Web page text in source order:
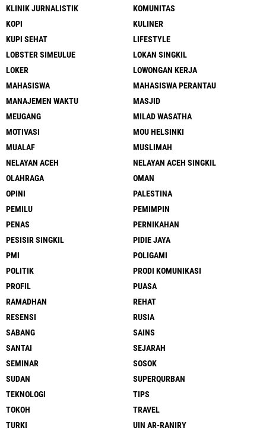
KLINIK JURNALISTIK
KOMUNITAS
KOPI
KULINER
KUPI SEHAT
LIFESTYLE
LOBSTER SIMEULUE
LOKAN SINGKIL
LOKER
LOWONGAN KERJA
MAHASISWA
MAHASISWA PERANTAU
MANAJEMEN WAKTU
MASJID
MEUGANG
MILAD WASATHA
MOTIVASI
MOU HELSINKI
MUALAF
MUSLIMAH
NELAYAN ACEH
NELAYAN ACEH SINGKIL
OLAHRAGA
OMAN
OPINI
PALESTINA
PEMILU
PEMIMPIN
PENAS
PERNIKAHAN
PESISIR SINGKIL
PIDIE JAYA
PMI
POLIGAMI
POLITIK
PRODI KOMUNIKASI
PROFIL
PUASA
RAMADHAN
REHAT
RESENSI
RUSIA
SABANG
SAINS
SANTAI
SEJARAH
SEMINAR
SOSOK
SUDAN
SUPERQURBAN
TEKNOLOGI
TIPS
TOKOH
TRAVEL
TURKI
UIN AR-RANIRY